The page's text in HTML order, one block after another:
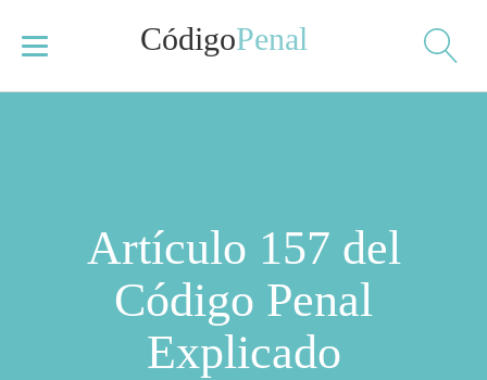
CódigoPenal
Artículo 157 del
Código Penal
Explicado